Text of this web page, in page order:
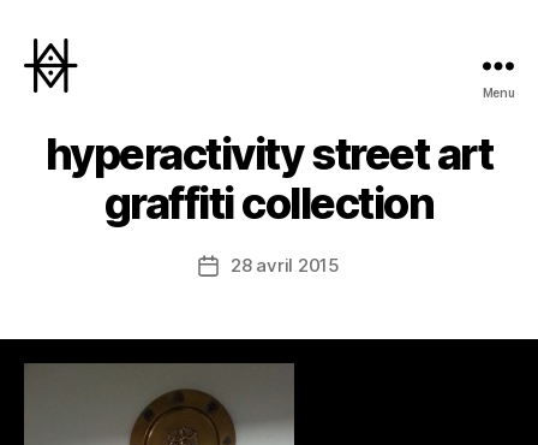
Menu
hyperactivity street art
graffiti collection
Date28 avril 2015